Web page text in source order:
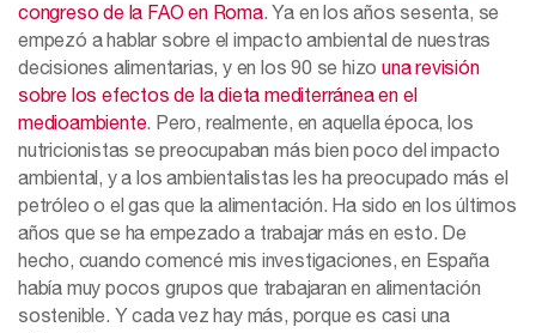
congreso de la FAO en Roma. Ya en los años sesenta, se
empezó a hablar sobre el impacto ambiental de nuestras
decisiones alimentarias, y en los 90 se hizo una revisión
sobre los efectos de la dieta mediterránea en el
medioambiente. Pero, realmente, en aquella época, los
nutricionistas se preocupaban más bien poco del impacto
ambiental, y a los ambientalistas les ha preocupado más el
petróleo o el gas que la alimentación. Ha sido en los últimos
años que se ha empezado a trabajar más en esto. De
hecho, cuando comencé mis investigaciones, en España
había muy pocos grupos que trabajaran en alimentación
sostenible. Y cada vez hay más, porque es casi una